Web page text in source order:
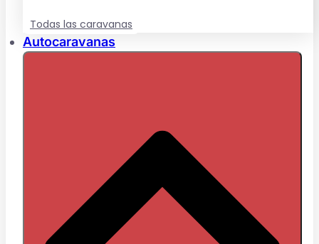
Todas las caravanas
Autocaravanas